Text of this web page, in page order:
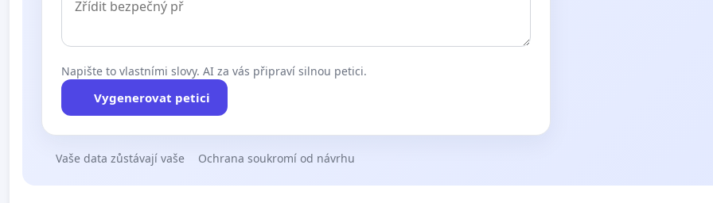
Napište to vlastními slovy. AI za vás připraví silnou petici.
Vygenerovat petici
Vaše data zůstávají vaše Ochrana soukromí od návrhu